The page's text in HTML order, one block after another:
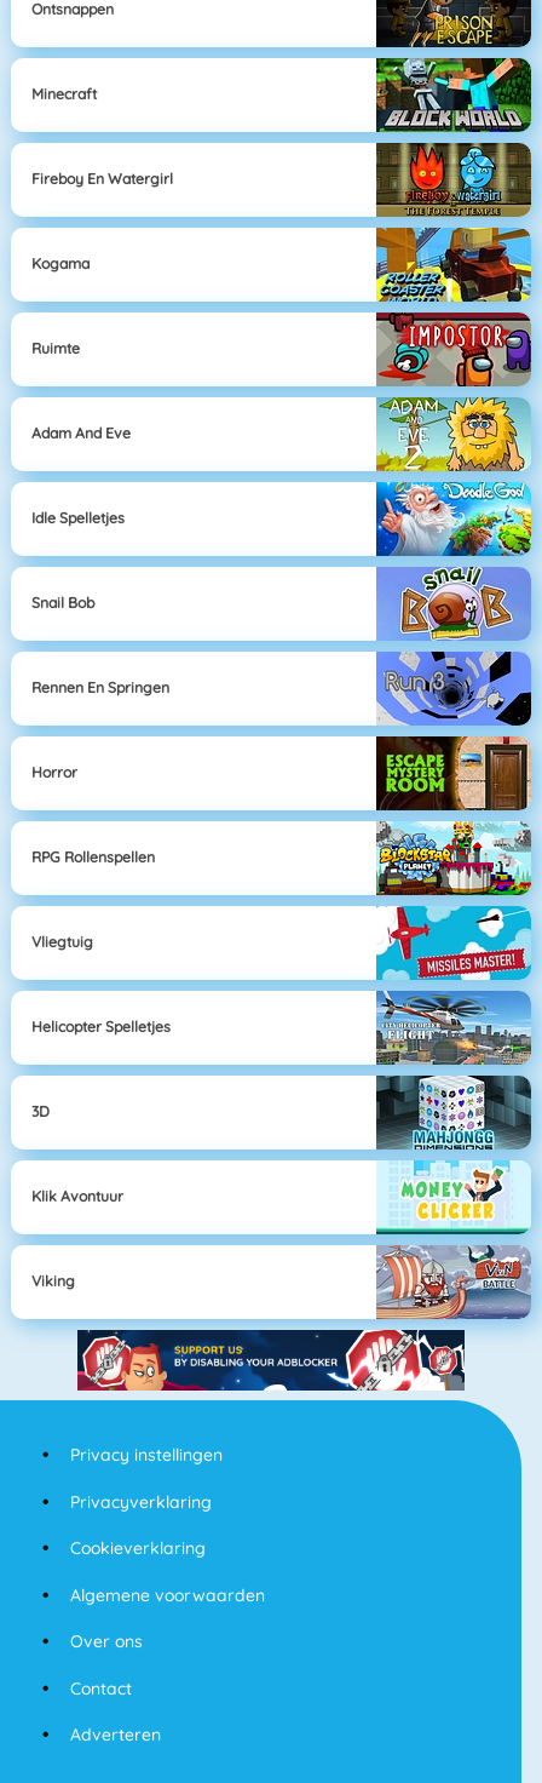
Ontsnappen
Minecraft
Fireboy En Watergirl
Kogama
Ruimte
Adam And Eve
Idle Spelletjes
Snail Bob
Rennen En Springen
Horror
RPG Rollenspellen
Vliegtuig
Helicopter Spelletjes
3D
Klik Avontuur
Viking
Privacy instellingen
Privacyverklaring
Cookieverklaring
Algemene voorwaarden
Over ons
Contact
Adverteren